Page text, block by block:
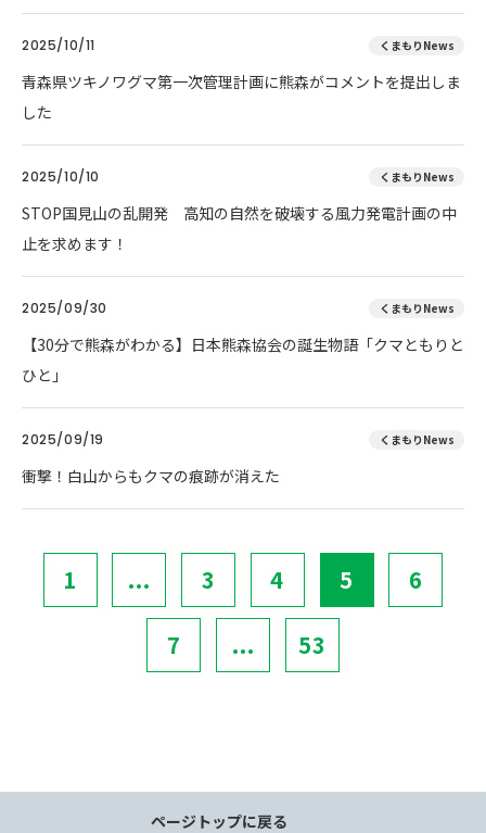
2025/10/11 くまもりNews
青森県ツキノワグマ第一次管理計画に熊森がコメントを提出しま
した
2025/10/10 くまもりNews
STOP国見山の乱開発 高知の自然を破壊する風力発電計画の中
止を求めます！
2025/09/30 くまもりNews
【30分で熊森がわかる】日本熊森協会の誕生物語「クマともりと
ひと」
2025/09/19 くまもりNews
衝撃！白山からもクマの痕跡が消えた
1 ... 3 4 5 6
7 ... 53
ページトップに戻る